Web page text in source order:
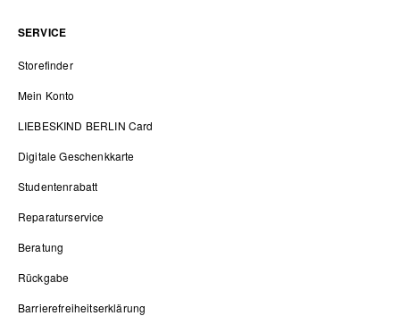
SERVICE
Storefinder
Mein Konto
LIEBESKIND BERLIN Card
Digitale Geschenkkarte
Studentenrabatt
Reparaturservice
Beratung
Rückgabe
Barrierefreiheitserklärung